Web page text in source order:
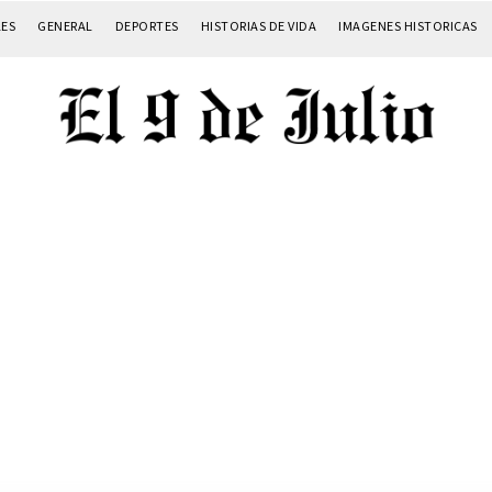
GENERAL DEPORTES HISTORIAS DE VIDA IMAGENES HISTORICAS